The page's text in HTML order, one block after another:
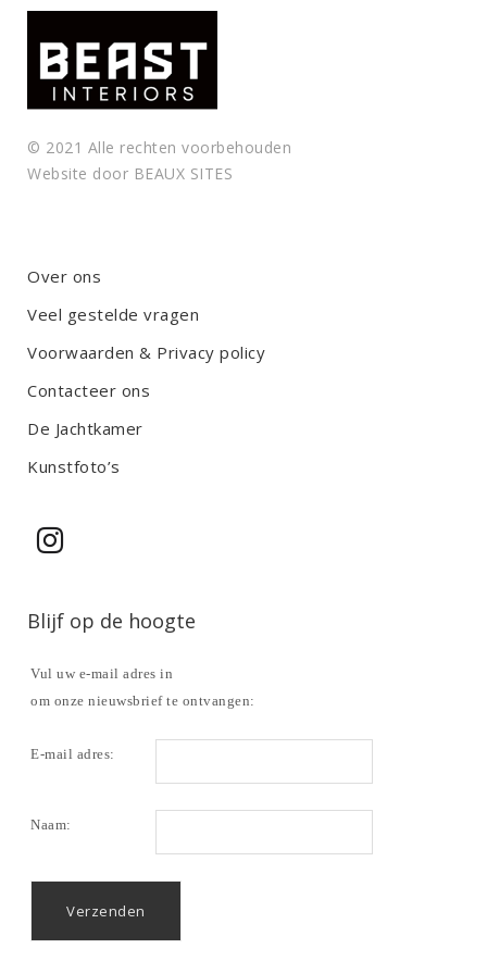
y
© 2021 Alle rechten voorbehouden
Website door BEAUX SITES
Over ons
Veel gestelde vragen
Voorwaarden & Privacy policy
Contacteer ons
De Jachtkamer
Kunstfoto’s
Blijf op de hoogte
Vul uw e-mail adres in
om onze nieuwsbrief te ontvangen:
E-mail adres:
Naam: